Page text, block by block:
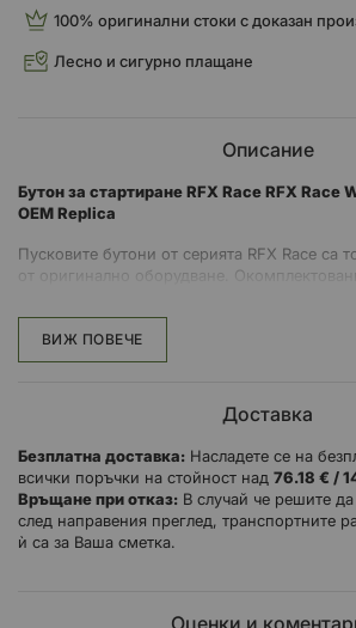
100% оригинални стоки с доказан
Лесно и сигурно плащане
Описание
Бутон за стартиране RFX Race RFX Race
OEM Replica
Пусковите бутони от серията RFX Race са
от оригинално оборудване.
на кабелите като оригиналната част.
Предлагат се за голямо разнообразие от
Приема всички оригинални съединители
Дължина на кабела на OEM
Инструкции за монтиране:
ВИЖ ПОВЕЧЕ
Доставка
Безплатна доставка: Насладете се на
всички поръчки на стойност над 76.18 € /
Връщане при отказ: В случай че решите
след направения преглед, транспортните
ѝ са за Ваша сметка.
Оценки и